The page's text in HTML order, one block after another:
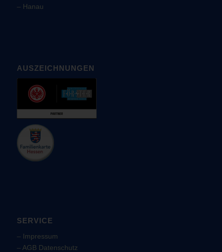
– Hanau
AUSZEICHNUNGEN
SERVICE
– Impressum
– AGB Datenschutz